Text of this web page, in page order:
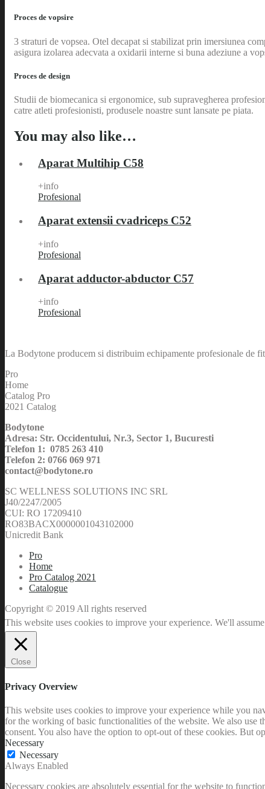
Proces de vopsire
3 straturi de vopsea. Otel decapat si stabilizat prin imersiunea
asigura izolarea adecvata a oxidarii interne si buna adeziune a
Proces de design
Studii de biomecanica si ergonomice, sub supravegherea
catre atleti profesionisti, produsele noastre sunt lansate pe piata.
You may also like…
Aparat Multihip C58
+info
Profesional
Aparat extensii cvadriceps C52
+info
Profesional
Aparat adductor-abductor C57
+info
Profesional
La Bodytone producem si distribuim echipamente profesionale de
Pro
Home
Catalog Pro
2021 Catalog
Bodytone
Adresa: Str. Occidentului, Nr.3, Sector 1, Bucuresti
Telefon 1: 0785 263 410
Telefon 2: 0766 069 971
contact@bodytone.ro
SC WELLNESS SOLUTIONS INC SRL
J40/2247/2005
CUI: RO 17209410
RO83BACX0000001043102000
Unicredit Bank
Pro
Home
Pro Catalog 2021
Catalogue
Copyright © 2019 All rights reserved
This website uses cookies to improve your experience. We'll
Close
Privacy Overview
This website uses cookies to improve your experience while you
for the working of basic functionalities of the website. We also use
consent. You also have the option to opt-out of these cookies. But
Necessary
Necessary
Always Enabled
Necessary cookies are absolutely essential for the website to